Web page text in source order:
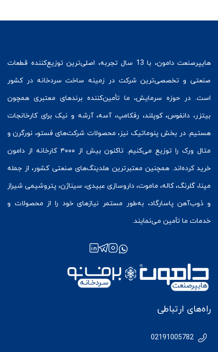
هایپرصنعت
دامون، با 13 سال تجربه، اصلی‌ترین توزیع‌کننده قطعات
صنعتی و تخصصی‌ترین شرکت در زمینه ساخت سردخانه در کشور
است. در حوزه سرمایش، ما تأمین‌کننده برندهای معتبری همچون
بیتزر، دانفوس،کوپلند، رفکامپ، آسه، آرشه و نیک برای کارخانجات
هستیم. در بخش پنوماتیک نیز، محصولات شرکت‌های فستو، نورگرن و
متال ورک
را توزیع می‌کنیم. تاکنون بیش از ۴۰۰۰ کارخانه از دامون
خرید کرده‌اند. همچنین معتبرترین هلدینگ‌های صنعتی کشور، از جمله
مپنا، گلرنگ، کاله، ماموت، داروسازی عبیدی، سیناژن، پتروشیمی شیراز
و ذوب‌آهن پاسارگاد، به‌طور مستمر نیازهای خود را از محصولات و
خدمات ما تأمین می‌نمایند.
راه‌های ارتباطی
02191005782